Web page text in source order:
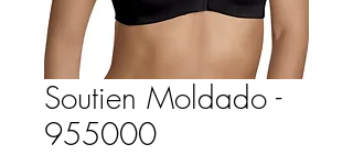
Soutien Moldado -
955000